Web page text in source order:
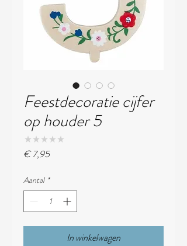
Feestdecoratie cijfer
op houder 5
★ ★ ★ ★ ★
€ 7,95Prijs
Aantal *
In winkelwagen